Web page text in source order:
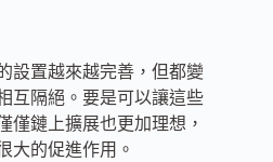
設置越來越完善，但都變
互隔絕。要是可以讓這些
僅鏈上擴展也更加理想，
大的促進作用。